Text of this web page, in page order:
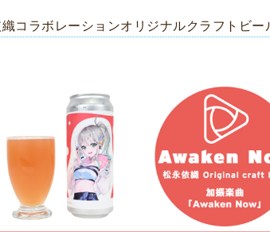
コラボレーションオリジナルクラフトビ